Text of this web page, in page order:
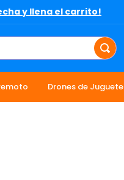
y llena el carrito!
Drones de Juguete